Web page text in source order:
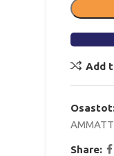
Add
Share: